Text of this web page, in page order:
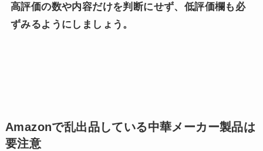
高評価の数や内容だけを判断にせず、低評価欄も必
ずみるようにしましょう。
Amazonで乱出品している中華メーカー製品は
要注意